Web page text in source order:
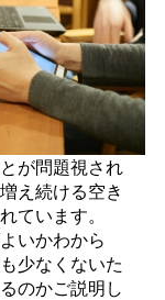
が問題視され
え続ける空き
ています。
いかわから
少なくないた
のかご説明し